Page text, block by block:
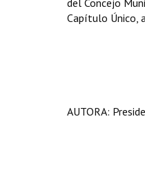
del Concejo
Capítulo Único,
AUTORA: